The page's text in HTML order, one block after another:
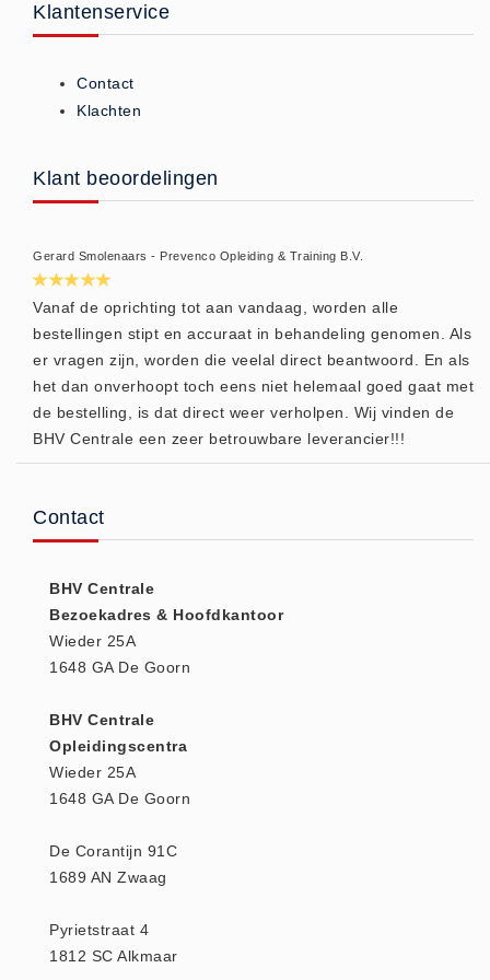
Overige (1)
Vitamines en mineralen (0)
Eerste Hulp Paneel (0)
Evacuatie
Noodkoffer (0)
Noodverlichting (1)
Stoelen (5)
Keurmeester NEN-3140 (1)
Kliklijsten en vitrines (2)
Lesboeken
Lesboeken - Algemeen (10)
Desinfectants (0)
Medicatie (0)
Noodproducten
Oefenmateriaal
Brand (9)
Klantenservice
Contact
Klachten
Klant beoordelingen
Gerard Smolenaars - Prevenco Opleiding & Training B.V.
Vanaf de oprichting tot aan vandaag, worden alle
bestellingen stipt en accuraat in behandeling genomen. Als
er vragen zijn, worden die veelal direct beantwoord. En als
het dan onverhoopt toch eens niet helemaal goed gaat met
de bestelling, is dat direct weer verholpen. Wij vinden de
BHV Centrale een zeer betrouwbare leverancier!!!
Contact
BHV Centrale
Bezoekadres & Hoofdkantoor
Wieder 25A
1648 GA De Goorn
BHV Centrale
Opleidingscentra
Wieder 25A
1648 GA De Goorn
De Corantijn 91C
1689 AN Zwaag
Pyrietstraat 4
1812 SC Alkmaar